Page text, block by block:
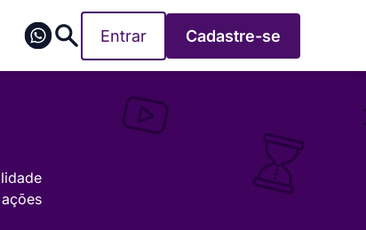
Entrar Cadastre-se